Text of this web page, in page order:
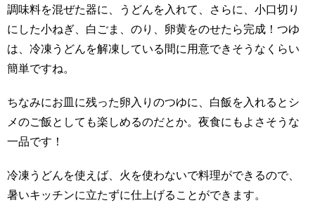
調味料を混ぜた器に、うどんを入れて、さらに、小口切り
にした小ねぎ、白ごま、のり、卵黄をのせたら完成！つゆ
は、冷凍うどんを解凍している間に用意できそうなくらい
簡単ですね。
ちなみにお皿に残った卵入りのつゆに、白飯を入れるとシ
メのご飯としても楽しめるのだとか。夜食にもよさそうな
一品です！
冷凍うどんを使えば、火を使わないで料理ができるので、
暑いキッチンに立たずに仕上げることができます。